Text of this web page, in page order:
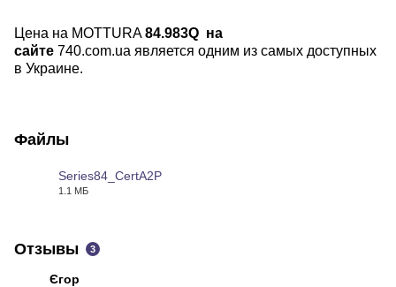
Цена на MOTTURA84.983Q на
сайте 740.com.ua является одним из самых доступных
в Украине.
Файлы
Series84_CertA2P
1.1 МБ
Отзывы 3
Єгор